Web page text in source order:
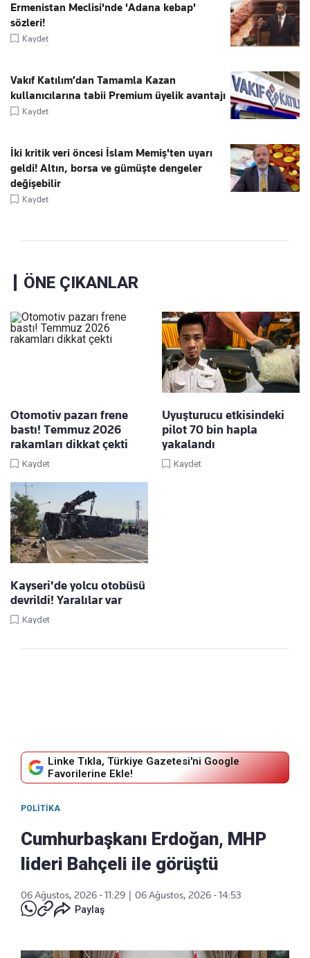
Ermenistan Meclisi'nde 'Adana kebap'
sözleri!
Kaydet
Vakıf Katılım’dan Tamamla Kazan
kullanıcılarına tabii Premium üyelik avantajı
Kaydet
İki kritik veri öncesi İslam Memiş'ten uyarı
geldi! Altın, borsa ve gümüşte dengeler
değişebilir
Kaydet
ÖNE ÇIKANLAR
Otomotiv pazarı frene
bastı! Temmuz 2026
rakamları dikkat çekti
Kaydet
Uyuşturucu etkisindeki
pilot 70 bin hapla
yakalandı
Kaydet
Kayseri'de yolcu otobüsü
devrildi! Yaralılar var
Kaydet
Linke Tıkla, Türkiye Gazetesi'ni Google
Favorilerine Ekle!
POLITIKA
Cumhurbaşkanı Erdoğan, MHP
lideri Bahçeli ile görüştü
06 Ağustos, 2026 - 11:29
06 Ağustos, 2026 - 14:53
Paylaş